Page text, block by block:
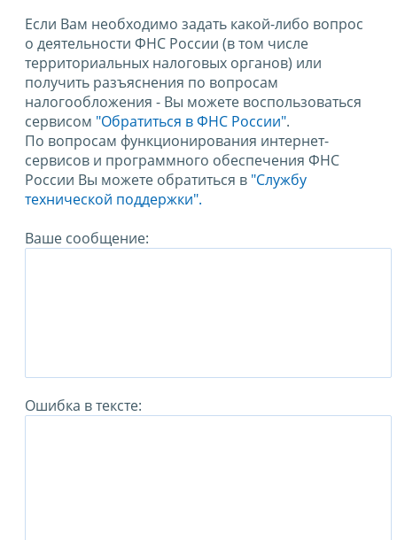
Если Вам необходимо задать какой-либо вопрос
о деятельности ФНС России (в том числе
территориальных налоговых органов) или
получить разъяснения по вопросам
налогообложения - Вы можете воспользоваться
сервисом "Обратиться в ФНС России".
По вопросам функционирования интернет-
сервисов и программного обеспечения ФНС
России Вы можете обратиться в "Службу
технической поддержки".
Ваше сообщение:
Ошибка в тексте: